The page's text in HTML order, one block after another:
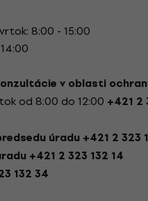
8:00 - 15:00
v oblasti
od 8:00 do 12:00 +421 2
úradu +421 2 323
+421 2 323 132 14
132 34